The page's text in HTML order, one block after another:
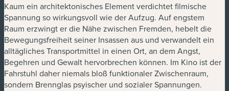
Kaum ein architektonisches Element verdichtet filmische
Spannung so wirkungsvoll wie der Aufzug. Auf engstem
Raum erzwingt er die Nähe zwischen Fremden, hebelt die
Bewegungsfreiheit seiner Insassen aus und verwandelt ein
alltägliches Transportmittel in einen Ort, an dem Angst,
Begehren und Gewalt hervorbrechen können. Im Kino ist der
Fahrstuhl daher niemals bloß funktionaler Zwischenraum,
sondern Brennglas psyischer und sozialer Spannungen.